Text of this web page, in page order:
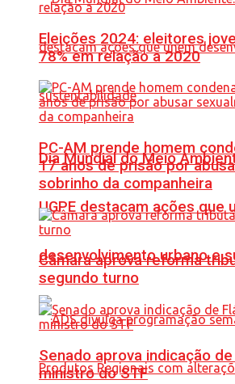
Dia Mundial do Meio
UGPE destacam ações que
desenvolvimento urbano e
Eleições 2024: eleitores
78% em relação a 2020
PC-AM prende homem
17 anos de prisão por
sobrinho da companheira
Câmara aprova reforma
segundo turno
Senado aprova indicação
ministro do STF